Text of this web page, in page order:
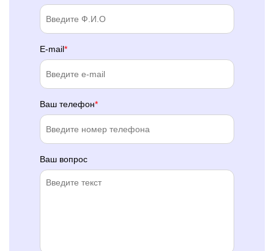
E-mail
Ваш телефон
Ваш вопрос